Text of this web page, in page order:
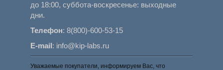
до 18:00, суббота-воскресенье: выходные
дни.
Телефон:8(800)-600-53-15
E-mail: info@kip-labs.ru
Уважаемые покупатели, информируем Вас, что